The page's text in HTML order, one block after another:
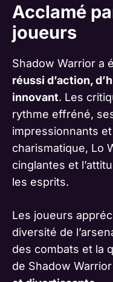
Acclamé
joueurs
Shadow Warrior a
réussi d’action,
innovant. Les
rythme effréné,
impressionnants
charismatique, Lo
cinglantes et
les esprits.
Les joueurs
diversité de
des combats et la
de Shadow Warrior